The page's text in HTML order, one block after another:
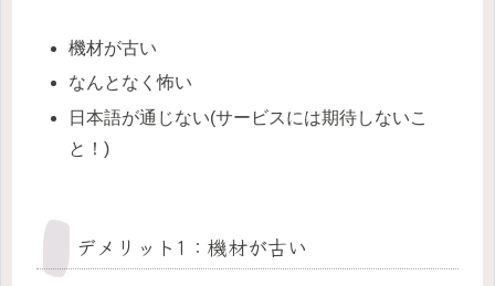
機材が古い
なんとなく怖い
日本語が通じない(サービスには期待しないこ
と！)
デメリット1：機材が古い